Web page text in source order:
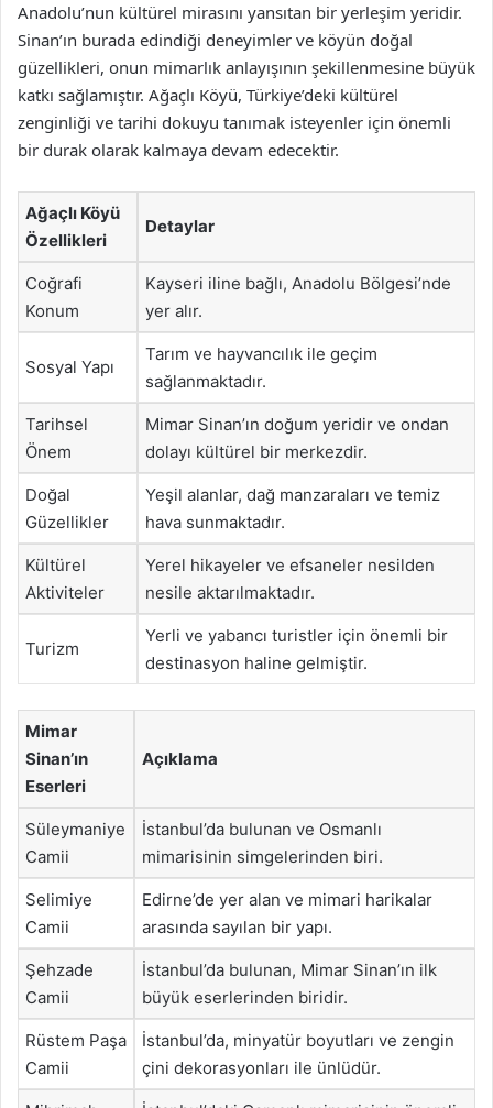
Anadolu’nun kültürel mirasını yansıtan bir yerleşim yeridir.
Sinan’ın burada edindiği deneyimler ve köyün doğal
güzellikleri, onun mimarlık anlayışının şekillenmesine büyük
katkı sağlamıştır. Ağaçlı Köyü, Türkiye’deki kültürel
zenginliği ve tarihi dokuyu tanımak isteyenler için önemli
bir durak olarak kalmaya devam edecektir.
Ağaçlı Köyü
Özellikleri
Detaylar
Coğrafi
Konum
Kayseri iline bağlı, Anadolu Bölgesi’nde
yer alır.
Sosyal Yapı
Tarım ve hayvancılık ile geçim
sağlanmaktadır.
Tarihsel
Önem
Mimar Sinan’ın doğum yeridir ve ondan
dolayı kültürel bir merkezdir.
Doğal
Güzellikler
Yeşil alanlar, dağ manzaraları ve temiz
hava sunmaktadır.
Kültürel
Aktiviteler
Yerel hikayeler ve efsaneler nesilden
nesile aktarılmaktadır.
Turizm
Yerli ve yabancı turistler için önemli bir
destinasyon haline gelmiştir.
Mimar
Sinan’ın
Eserleri
Açıklama
Süleymaniye
Camii
İstanbul’da bulunan ve Osmanlı
mimarisinin simgelerinden biri.
Selimiye
Camii
Edirne’de yer alan ve mimari harikalar
arasında sayılan bir yapı.
Şehzade
Camii
İstanbul’da bulunan, Mimar Sinan’ın ilk
büyük eserlerinden biridir.
Rüstem Paşa
Camii
İstanbul’da, minyatür boyutları ve zengin
çini dekorasyonları ile ünlüdür.